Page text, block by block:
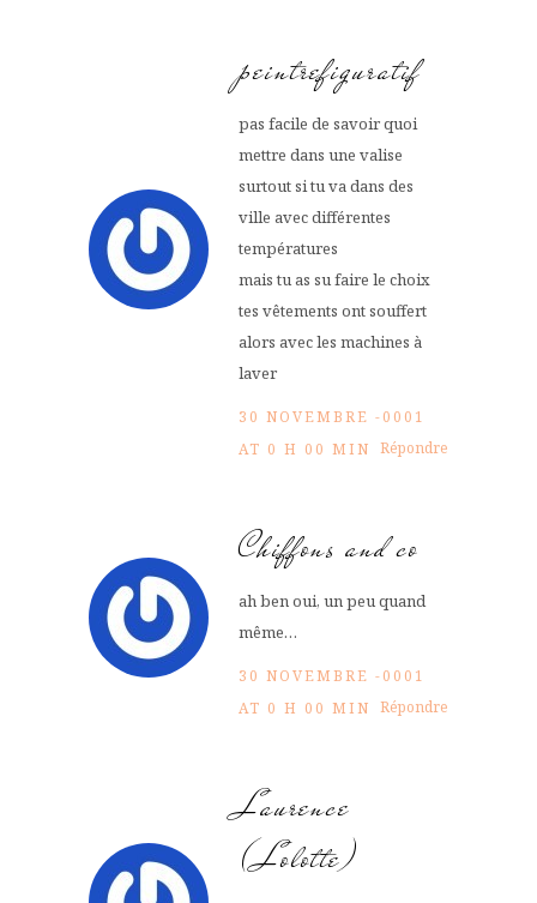
peintrefiguratif
pas facile de savoir quoi
mettre dans une valise
surtout si tu va dans des
ville avec différentes
températures
mais tu as su faire le choix
tes vêtements ont souffert
alors avec les machines à
laver
30 NOVEMBRE -0001
AT 0 H 00 MIN Répondre
Chiffons and co
ah ben oui, un peu quand
même…
30 NOVEMBRE -0001
AT 0 H 00 MIN Répondre
Laurence
(Lolotte)